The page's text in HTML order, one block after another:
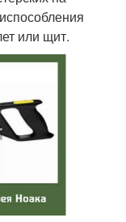
или щит.